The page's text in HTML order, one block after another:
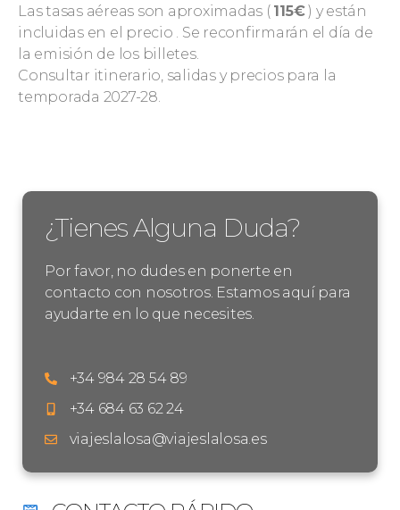
Las tasas aéreas son aproximadas ( 115€) y están
incluidas en el precio . Se reconfirmarán el día de
la emisión de los billetes.
Consultar itinerario, salidas y precios para la
temporada 2027-28.
¿Tienes Alguna Duda?
Por favor, no dudes en ponerte en
contacto con nosotros. Estamos aquí para
ayudarte en lo que necesites.
+34 984 28 54 89
+34 684 63 62 24
viajeslalosa@viajeslalosa.es